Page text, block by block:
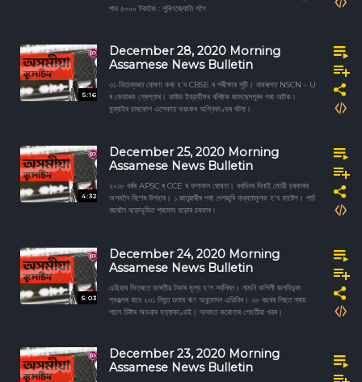
পাব ৫০০০ টকাকৈ : লুৰিণজ্যোতি গগৈ
5:16
December 28, 2020 Morning
Assamese News Bulletin
৩১ ডিচেম্বৰত ঘোষণা কৰা হ'ব CBSE ৰ পৰীক্ষাৰ সূচী। নামৰূপত NSCN - U
ৰ কেডাৰক গ্ৰেপ্তাৰ। ডাউড ইব্রাহীমৰ ঘনিষ্ঠক জামছেদপুৰৰ পৰা আটক।
মুম্বাইৰ চাৰকোপ এলেকাত ভয়ংকৰ অগ্নিকাণ্ডৰ ঘটনা।
4:32
December 25, 2020 Morning
Assamese News Bulletin
২০১৮ বৰ্ষৰ APSC ৰ CCE ৰ ফলাফল ঘোষণা। বৰদিনৰ দিনাই মোডী চৰকাৰৰ
অসমলৈ বিশেষ উপহাৰ। ১ জানুৱাৰীৰ পৰা দেশজুৰি বাধ্যতামূলক হ'ব ফাষ্টেগ। পাচঁ
বছৰলৈ বড়োভূমিত প্ৰমোদ বড়োৰ চৰকাৰ।
5:03
December 24, 2020 Morning
Assamese News Bulletin
এছিয়াৰ ভিতৰতে ভাৰতীয় টকাৰ মূল্য হ'ল সৰ্বনিম্ন। নামনি কপিলী জলবিদ্যুৎ
প্ৰকল্পৰ বাবে ২৩১ নিযুত ডলাৰ ঋণ অনুমোদন এডিবিৰ। ২৮ বছৰৰ পিছত ন্যায়
পালে চিষ্টাৰ অভয়াৰ হত্যাকাণ্ডই। অসমত কৰোণাৰ শেহতীয়া খৱৰ।
December 23, 2020 Morning
Assamese News Bulletin